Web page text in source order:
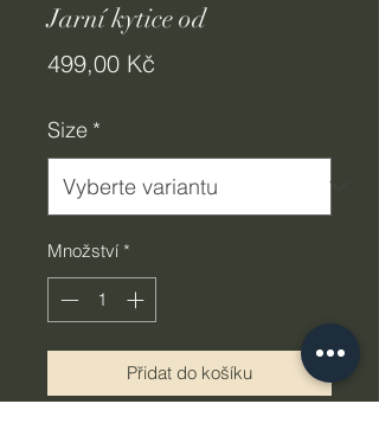
Jarní kytice od
499,00 Kč
Size *
Množství *
Přidat do košíku